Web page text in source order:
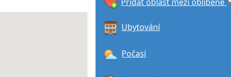
Ubytování
Počasí